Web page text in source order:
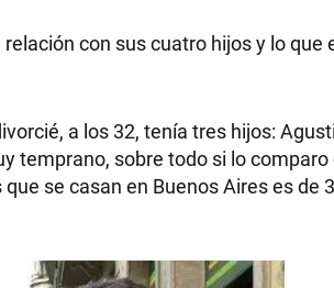
con sus cuatro hijos y lo que
a los 32, tenía tres hijos:
temprano, sobre todo si lo comparo
se casan en Buenos Aires es de
PALABRAS
Seguinos